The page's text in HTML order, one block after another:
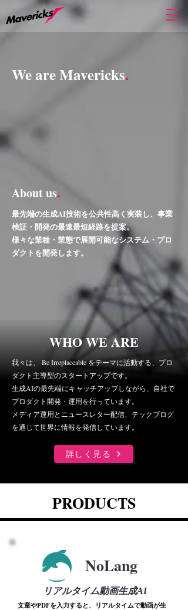
We are Mavericks.
About us.
最先端の生成AI技術を公共性高く実装し、事業
検証・開発の最速最短経路を提案。
様々な業種・業態で展開可能なシステム・プロ
ダクトを開発します。
WHO WE ARE
我々は、 Be Irreplaceable をテーマに活動する、プロ
ダクト主導型のスタートアップ​です。
生成AIの最先端にキャッチアップしながら、自社で
プロダクト開発 ・運用を行っています。
メディア運用とニュースレター配信、テックブログ
を通じて世界に情報を発信しています。
詳しく見る
PRODUCTS
文章やPDFを入力すると、リアルタイムで動画が生
NoLang
リアルタイム動画生成AI